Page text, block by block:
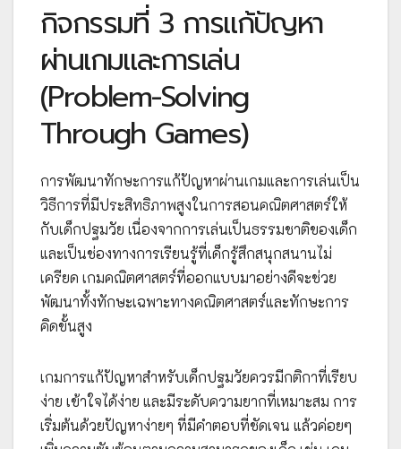
กิจกรรมที่ 3 การแก้ปัญหา
ผ่านเกมและการเล่น
(Problem-Solving
Through Games)
การพัฒนาทักษะการแก้ปัญหาผ่านเกมและการเล่นเป็น
วิธีการที่มีประสิทธิภาพสูงในการสอนคณิตศาสตร์ให้
กับเด็กปฐมวัย เนื่องจากการเล่นเป็นธรรมชาติของเด็ก
และเป็นช่องทางการเรียนรู้ที่เด็กรู้สึกสนุกสนานไม่
เครียด เกมคณิตศาสตร์ที่ออกแบบมาอย่างดีจะช่วย
พัฒนาทั้งทักษะเฉพาะทางคณิตศาสตร์และทักษะการ
คิดขั้นสูง
เกมการแก้ปัญหาสำหรับเด็กปฐมวัยควรมีกติกาที่เรียบ
ง่าย เข้าใจได้ง่าย และมีระดับความยากที่เหมาะสม การ
เริ่มต้นด้วยปัญหาง่ายๆ ที่มีคำตอบที่ชัดเจน แล้วค่อยๆ